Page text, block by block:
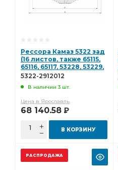
Рессора Камаз 5322 зад
(16 листов, также 65115,
65116, 65117, 53228, 53229,
6426) L=1450мм ЧМЗ
5322-2912012
В наличии 3 шт.
Цена в Ярославль
68 140.58 Р
В КОРЗИНУ
РАСПРОДАЖА